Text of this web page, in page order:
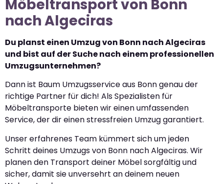
Möbeltransport von Bonn
nach Algeciras
Du planst einen Umzug von Bonn nach Algeciras
und bist auf der Suche nach einem professionellen
Umzugsunternehmen?
Dann ist Baum Umzugsservice aus Bonn genau der
richtige Partner für dich! Als Spezialisten für
Möbeltransporte bieten wir einen umfassenden
Service, der dir einen stressfreien Umzug garantiert.
Unser erfahrenes Team kümmert sich um jeden
Schritt deines Umzugs von Bonn nach Algeciras. Wir
planen den Transport deiner Möbel sorgfältig und
sicher, damit sie unversehrt an deinem neuen